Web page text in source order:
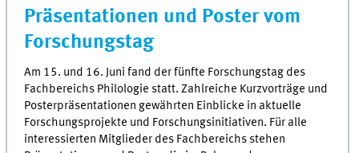
Präsentationen und Poster vom
Forschungstag
Am 15. und 16. Juni fand der fünfte Forschungstag des
Fachbereichs Philologie statt. Zahlreiche Kurzvorträge und
Posterpräsentationen gewährten Einblicke in aktuelle
Forschungsprojekte und Forschungsinitiativen. Für alle
interessierten Mitglieder des Fachbereichs stehen